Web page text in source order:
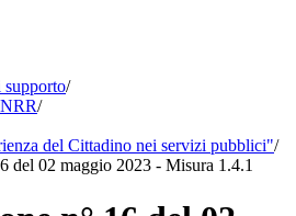
/
/
del Cittadino nei servizi pubblici"/
del 02 maggio 2023 - Misura 1.4.1